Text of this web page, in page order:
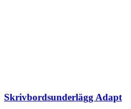
Skrivbordsunderlägg Adapt